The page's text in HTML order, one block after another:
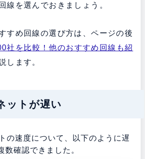
線を選んでおきましょう。
すめ回線の選び方は、ページの後
社を比較！他のおすすめ回線も紹
します。
ットが遅い
の速度について、以下のように遅
数確認できました。